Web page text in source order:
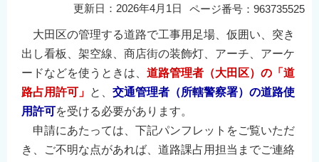
ページ番号：963735525
更新日：2026年4月1日
大田区の管理する道路で工事用足場、仮囲い、突き
出し看板、架空線、商店街の装飾灯、アーチ、アーケ
ードなどを使うときは、 道路管理者（大田区）の「道
路占用許可」 と、 交通管理者（所轄警察署）の道路使
用許可を受ける必要があります。
申請にあたっては、下記パンフレットをご覧いただ
き、ご不明な点があれば、道路課占用担当までご連絡